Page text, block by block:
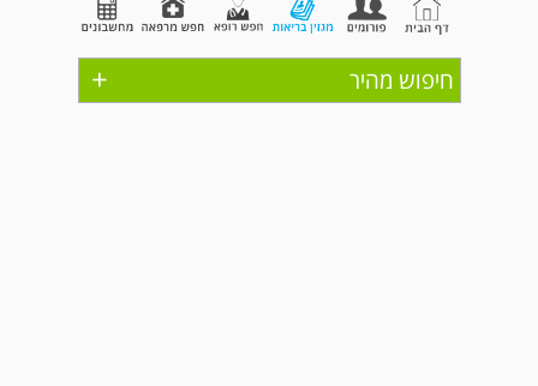
+ חיפוש מהיר